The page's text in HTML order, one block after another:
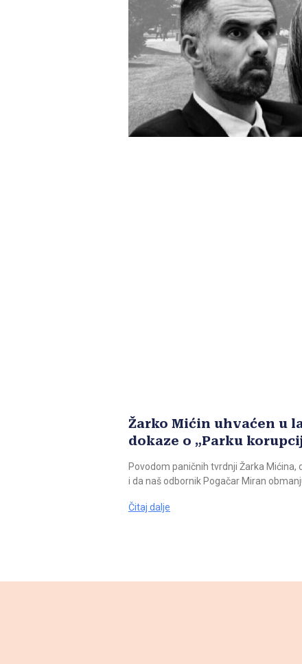
Žarko Mićin uhvaćen u
dokaze o „Parku
Povodom paničnih tvrdnji Žarka Mićina,
i da naš odbornik Pogačar Miran
Čitaj dalje